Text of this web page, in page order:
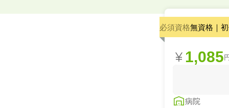
必須資格無資格｜
1,085
病院